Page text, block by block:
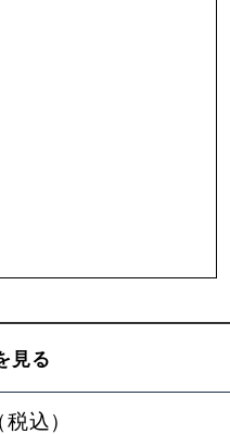
におすすめです。
見る
込）